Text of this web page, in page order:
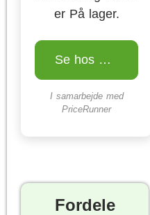
er På lager.
Se hos BAUHAUS
I samarbejde med
PriceRunner
Fordele